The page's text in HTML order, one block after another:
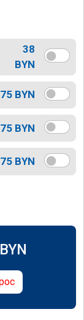
38
BYN
75 BYN
75 BYN
75 BYN
BYN